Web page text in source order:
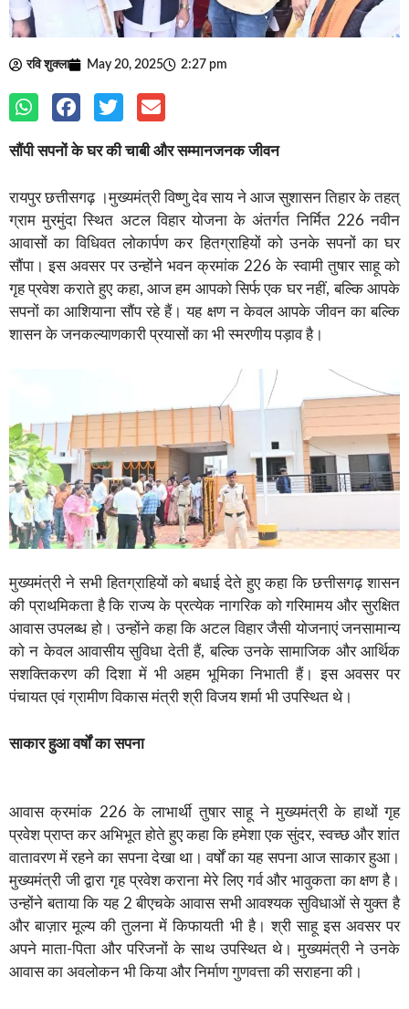
रवि शुक्ला May 20, 2025 2:27 pm
सौंपी सपनों के घर की चाबी और सम्मानजनक जीवन
रायपुर छत्तीसगढ़ ।मुख्यमंत्री विष्णु देव साय ने आज सुशासन तिहार के तहत्
ग्राम मुरमुंदा स्थित अटल विहार योजना के अंतर्गत निर्मित 226 नवीन
आवासों का विधिवत लोकार्पण कर हितग्राहियों को उनके सपनों का घर
सौंपा। इस अवसर पर उन्होंने भवन क्रमांक 226 के स्वामी तुषार साहू को
गृह प्रवेश कराते हुए कहा, आज हम आपको सिर्फ एक घर नहीं, बल्कि आपके
सपनों का आशियाना सौंप रहे हैं। यह क्षण न केवल आपके जीवन का बल्कि
शासन के जनकल्याणकारी प्रयासों का भी स्मरणीय पड़ाव है।
मुख्यमंत्री ने सभी हितग्राहियों को बधाई देते हुए कहा कि छत्तीसगढ़ शासन
की प्राथमिकता है कि राज्य के प्रत्येक नागरिक को गरिमामय और सुरक्षित
आवास उपलब्ध हो। उन्होंने कहा कि अटल विहार जैसी योजनाएं जनसामान्य
को न केवल आवासीय सुविधा देती हैं, बल्कि उनके सामाजिक और आर्थिक
सशक्तिकरण की दिशा में भी अहम भूमिका निभाती हैं। इस अवसर पर
पंचायत एवं ग्रामीण विकास मंत्री श्री विजय शर्मा भी उपस्थित थे।
साकार हुआ वर्षों का सपना
आवास क्रमांक 226 के लाभार्थी तुषार साहू ने मुख्यमंत्री के हाथों गृह
प्रवेश प्राप्त कर अभिभूत होते हुए कहा कि हमेशा एक सुंदर, स्वच्छ और शांत
वातावरण में रहने का सपना देखा था। वर्षों का यह सपना आज साकार हुआ।
मुख्यमंत्री जी द्वारा गृह प्रवेश कराना मेरे लिए गर्व और भावुकता का क्षण है।
उन्होंने बताया कि यह 2 बीएचके आवास सभी आवश्यक सुविधाओं से युक्त है
और बाज़ार मूल्य की तुलना में किफायती भी है। श्री साहू इस अवसर पर
अपने माता-पिता और परिजनों के साथ उपस्थित थे। मुख्यमंत्री ने उनके
आवास का अवलोकन भी किया और निर्माण गुणवत्ता की सराहना की।